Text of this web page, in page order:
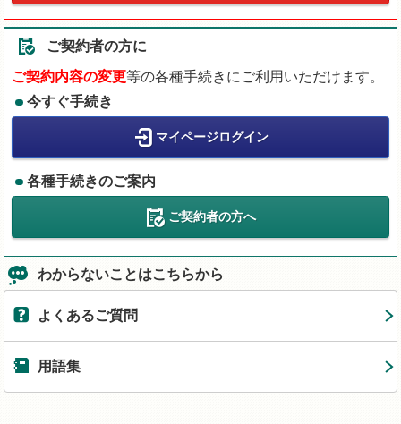
ご契約者の方に
ご契約内容の変更等の各種手続きにご利用いただけます。
今すぐ手続き
マイページログイン
各種手続きのご案内
ご契約者の方へ
わからないことはこちらから
よくあるご質問
用語集